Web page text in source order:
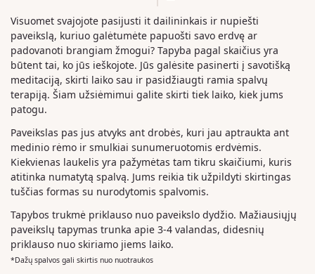
Visuomet svajojote pasijusti it dailininkais ir nupiešti
paveikslą, kuriuo galėtumėte papuošti savo erdvę ar
padovanoti brangiam žmogui? Tapyba pagal skaičius yra
būtent tai, ko jūs ieškojote. Jūs galėsite pasinerti į savotišką
meditaciją, skirti laiko sau ir pasidžiaugti ramia spalvų
terapiją. Šiam užsiėmimui galite skirti tiek laiko, kiek jums
patogu.
Paveikslas pas jus atvyks ant drobės, kuri jau aptraukta ant
medinio rėmo ir smulkiai sunumeruotomis erdvėmis.
Kiekvienas laukelis yra pažymėtas tam tikru skaičiumi, kuris
atitinka numatytą spalvą. Jums reikia tik užpildyti skirtingas
tuščias formas su nurodytomis spalvomis.
Tapybos trukmė priklauso nuo paveikslo dydžio. Mažiausiųjų
paveikslų tapymas trunka apie 3-4 valandas, didesnių
priklauso nuo skiriamo jiems laiko.
*Dažų spalvos gali skirtis nuo nuotraukos